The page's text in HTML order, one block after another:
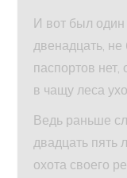
И вот был один
двенадцать, не
паспортов
в чащу леса
Ведь раньше
двадцать пять
охота своего